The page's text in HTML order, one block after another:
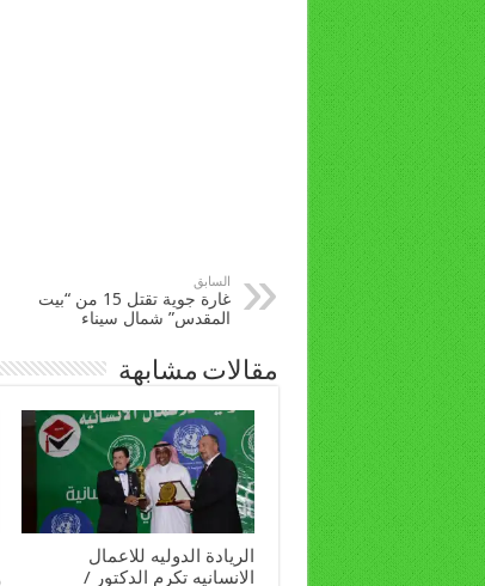
السابق
غارة جوية تقتل 15 من “بيت
المقدس” شمال سيناء
مقالات مشابهة
الريادة الدوليه للاعمال
الانسانيه تكرم الدكتور /